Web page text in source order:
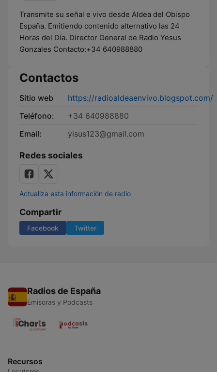
Transmite su señal e vivo desde Aldea del Obispo
España. Emitiendo contenido alternativo las 24
Horas del Día. Director General de Radio Yesus
Gonzales Contacto:+34 640988880
Contactos
Sitio web
https://radioaldeaenvivo.blogspot.com/
Teléfono:
+34 640988880
Email:
yisus123@gmail.com
Redes sociales
Actualiza esta información de radio
Compartir
Facebook Twitter
Radios de España
Emisoras y Podcasts
Recursos